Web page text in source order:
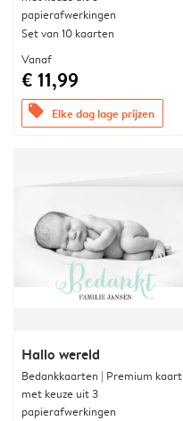
papierafwerkingen
Set van 10 kaarten
Vanaf
€ 11,99
offers Elke dag lage prijzen
Hallo wereld
Bedankkaarten | Premium kaart
met keuze uit 3
papierafwerkingen